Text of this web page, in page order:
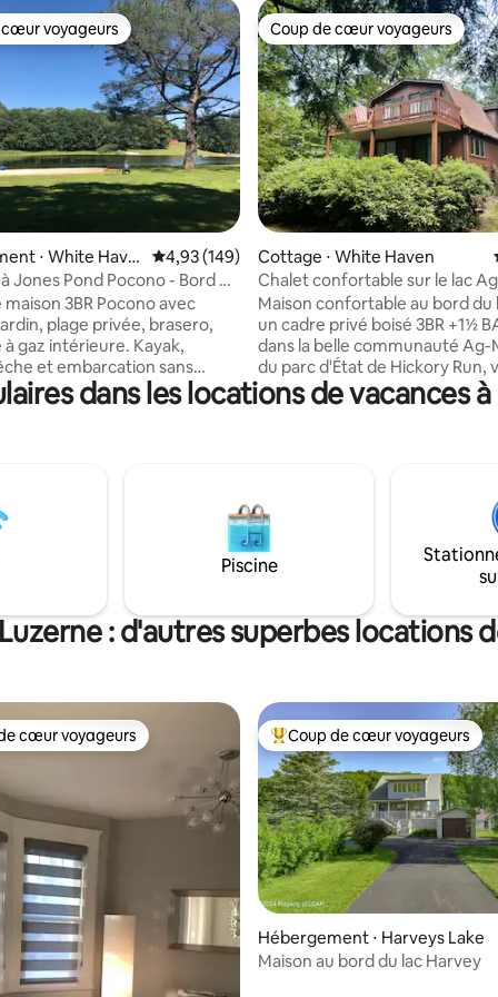
base de 410 commentaires : 4,99 sur 5
cœur voyageurs
voyageurs
⋅ White Have
Évaluation moyenne sur la base de 149
4,93 (149)
Jones Pond Pocono - Bord de
de 3 chambres
maison 3BR Pocono avec
plage privée, brasero,
gaz intérieure. Kayak,
et embarcation sans
les bienvenus sur l'étang.
idéale pour se détendre
de la pêche, de la chasse,
et d'autres aventures en
Pocono. À 2 heures (102 mi) de
à 2 h 30 de New York. Parfait
Coup de cœur voyageurs
Coup de cœur voyageurs
Cottage ⋅ White Haven
Chalet confortable sur le lac
jacuzzi, table de billard +
Maison confortable au bord du
un cadre privé boisé 3BR +1½ BA
dans la belle communauté Ag-
du parc d'État de Hickory Run,
découvrir tout ce que notre
campagne confortable a à
journée à pêcher depuis le
profitez d'une balade relaxante
de nos bateaux ou kayaks.
famille pour un jeu amusant de
terminez la journée en vous
dans les locations de vacances
Piscine
: d'autres superbes locations
cœur voyageurs les plus appréciés
cœur voyageurs Coups de cœur voyageurs les
Coup de cœur voyageurs
Hébergement ⋅ Harveys Lake
Maison au bord du lac Harvey